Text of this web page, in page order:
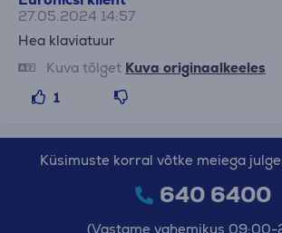
27.05.2024 14:57
Hea klaviatuur
Kuva tõlget Kuva originaalkeeles
1
Küsimuste korral võtke meiega
640 6400
(Vastame vahemikus 09:00-